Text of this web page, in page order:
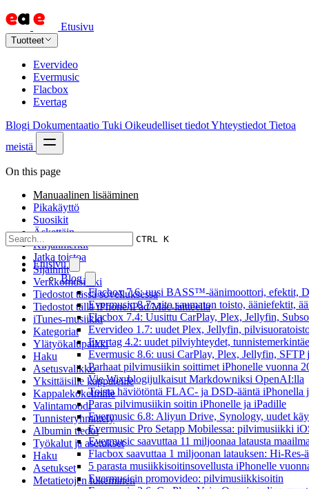
Etusivu
Tuotteet
Evervideo
Evermusic
Flacbox
Evertag
Blogi Dokumentaatio Tuki Oikeudelliset tiedotYhteystiedot Tietoa
meistä
CTRL K
Etusivu
Blog
Flacbox 7.6: uusi BASS™-äänimoottori, efektit,
Evermusic 8.7: aito saumaton toisto, ääniefektit,
Flacbox 7.4: Uusittu CarPlay, Plex, Jellyfin,
Evervideo 1.7: uudet Plex, Jellyfin,
Evertag 4.2: uudet pilviyhteydet,
Evermusic 8.6: uusi CarPlay, Plex, Jellyfin, SFTP
Parhaat pilvimusiikin soittimet iPhonelle vuonna
Vie Wix-blogijulkaisut Markdowniksi OpenAI:lla
Toista häviötöntä FLAC- ja DSD-ääntä iPhonella
Paras pilvimusiikin soitin iPhonelle ja iPadille
Evermusic 6.8: Aliyun Drive, Synology, uudet
Evermusic Pro Setapp Mobilessa: pilvimusiikki
Evermusic saavuttaa 11 miljoonaa latausta
Flacbox saavuttaa 1 miljoonan latauksen: Hi-Res-
5 parasta musiikkisoitinsovellusta iPhonelle
Evermusicin promovideo: pilvimusiikkisoitin
On this page
Manuaalinen lisääminen
Pikakäyttö
Suosikit
Äskettäin
Kirjanmerkit
Jatka toistoa
Sijainnit
Verkkomusiikki
Tiedostot tässä sovelluksessa
Tiedostot tällä iPhone/iPad/Mac-laitteella
iTunes-musiikki
Kategoriat
Ylätyökalupalkki
Haku
Asetusvalikko
Yksittäisille kappaleille
Kappalekokelmille
Valintamoodi
Tunnisteryhmittely
Albumin tiedot
Työkalut ja asetukset
Haku
Asetukset
Metatietojen lukeminen